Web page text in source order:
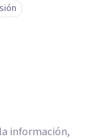
información,